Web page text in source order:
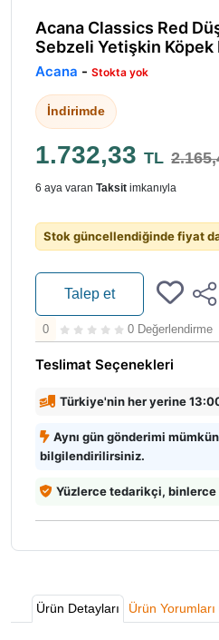
Acana Classics Red
Sebzeli Yetişkin Köpek
Acana - Stokta yok
İndirimde
1.732,33 TL
6 aya varan Taksit imkanıyla
Stok güncellendiğinde fiyat
Talep et
0 0 Değerlendirme
Teslimat Seçenekleri
Türkiye'nin her yerine
Aynı gün gönderimi
bilgilendirilirsiniz.
Yüzlerce tedarikçi, binlerce
Ürün Detayları Ürün Yorumları